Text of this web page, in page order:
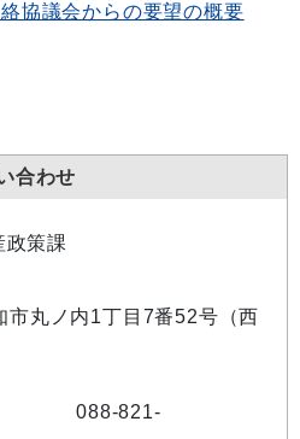
協議会からの要望の概要
合わせ
政策課
市丸ノ内1丁目7番52号（西
821-